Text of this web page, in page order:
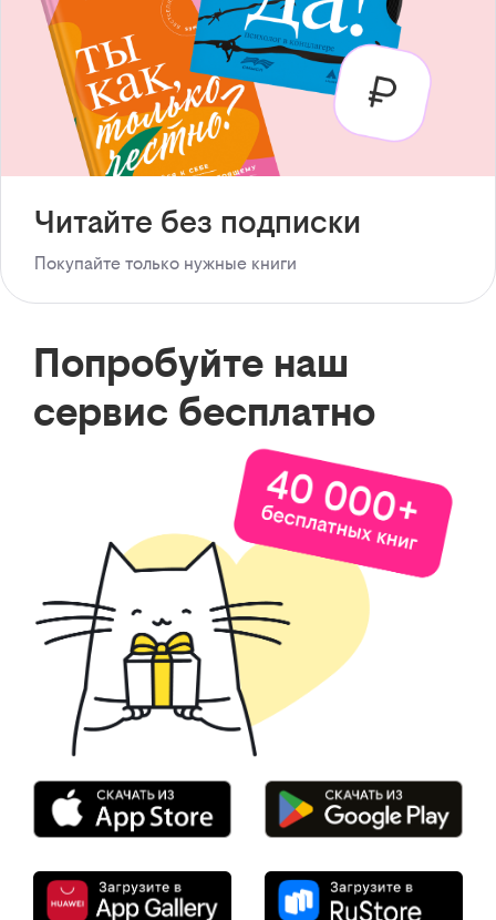
Читайте без подписки
Покупайте только нужные книги
Попробуйте наш
сервис бесплатно